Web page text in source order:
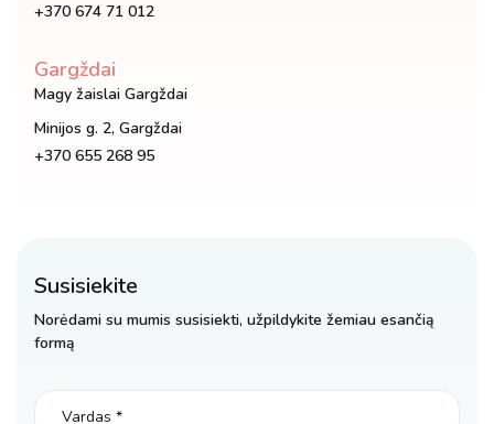
+370 674 71 012
Gargždai
Magy žaislai Gargždai
Minijos g. 2, Gargždai
+370 655 268 95
Susisiekite
Norėdami su mumis susisiekti, užpildykite žemiau esančią
formą